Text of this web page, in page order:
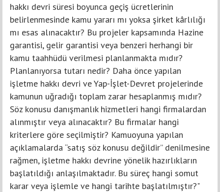
hakkı devri süresi boyunca geçiş ücretlerinin
belirlenmesinde kamu yararı mı yoksa şirket kârlılığı
mı esas alınacaktır? Bu projeler kapsamında Hazine
garantisi, gelir garantisi veya benzeri herhangi bir
kamu taahhüdü verilmesi planlanmakta mıdır?
Planlanıyorsa tutarı nedir? Daha önce yapılan
işletme hakkı devri ve Yap-İşlet-Devret projelerinde
kamunun uğradığı toplam zarar hesaplanmış mıdır?
Söz konusu danışmanlık hizmetleri hangi firmalardan
alınmıştır veya alınacaktır? Bu firmalar hangi
kriterlere göre seçilmiştir? Kamuoyuna yapılan
açıklamalarda “satış söz konusu değildir” denilmesine
rağmen, işletme hakkı devrine yönelik hazırlıkların
başlatıldığı anlaşılmaktadır. Bu süreç hangi somut
karar veya işlemle ve hangi tarihte başlatılmıştır?"